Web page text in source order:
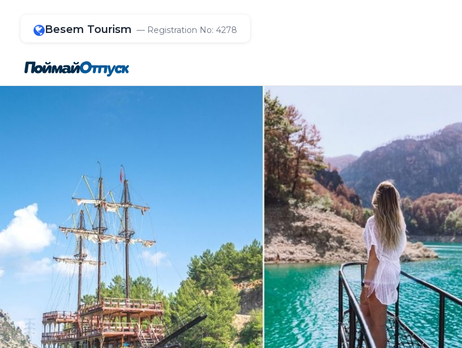
Besem Tourism — Registration No: 4278